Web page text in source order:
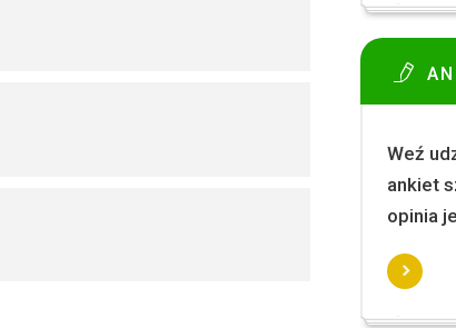
Weź
ankiet
opinia